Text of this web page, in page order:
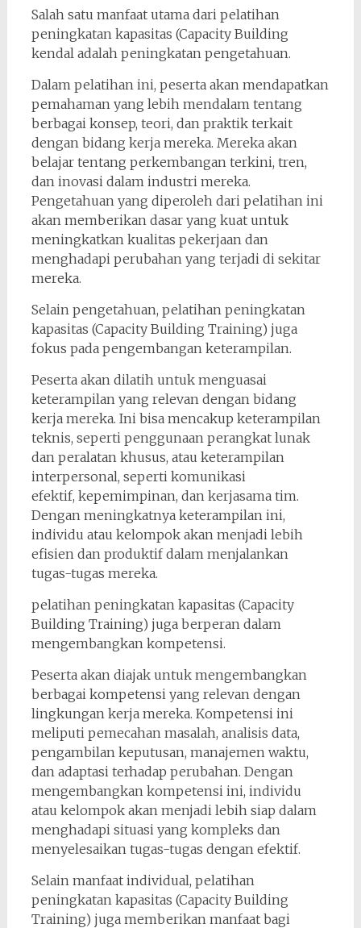
Salah satu manfaat utama dari pelatihan
peningkatan kapasitas (Capacity Building
kendal adalah peningkatan pengetahuan.
Dalam pelatihan ini, peserta akan mendapatkan
pemahaman yang lebih mendalam tentang
berbagai konsep, teori, dan praktik terkait
dengan bidang kerja mereka. Mereka akan
belajar tentang perkembangan terkini, tren,
dan inovasi dalam industri mereka.
Pengetahuan yang diperoleh dari pelatihan ini
akan memberikan dasar yang kuat untuk
meningkatkan kualitas pekerjaan dan
menghadapi perubahan yang terjadi di sekitar
mereka.
Selain pengetahuan, pelatihan peningkatan
kapasitas (Capacity Building Training) juga
fokus pada pengembangan keterampilan.
Peserta akan dilatih untuk menguasai
keterampilan yang relevan dengan bidang
kerja mereka. Ini bisa mencakup keterampilan
teknis, seperti penggunaan perangkat lunak
dan peralatan khusus, atau keterampilan
interpersonal, seperti komunikasi
efektif, kepemimpinan, dan kerjasama tim.
Dengan meningkatnya keterampilan ini,
individu atau kelompok akan menjadi lebih
efisien dan produktif dalam menjalankan
tugas-tugas mereka.
pelatihan peningkatan kapasitas (Capacity
Building Training) juga berperan dalam
mengembangkan kompetensi.
Peserta akan diajak untuk mengembangkan
berbagai kompetensi yang relevan dengan
lingkungan kerja mereka. Kompetensi ini
meliputi pemecahan masalah, analisis data,
pengambilan keputusan, manajemen waktu,
dan adaptasi terhadap perubahan. Dengan
mengembangkan kompetensi ini, individu
atau kelompok akan menjadi lebih siap dalam
menghadapi situasi yang kompleks dan
menyelesaikan tugas-tugas dengan efektif.
Selain manfaat individual, pelatihan
peningkatan kapasitas (Capacity Building
Training) juga memberikan manfaat bagi